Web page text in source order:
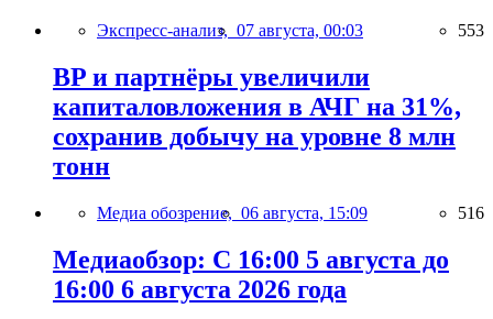
Экспресс-анализ, 07 августа, 00:03 553
BP и партнёры увеличили
капиталовложения в АЧГ на 31%,
сохранив добычу на уровне 8 млн
тонн
Медиа обозрение, 06 августа, 15:09 516
Медиаобзор: С 16:00 5 августа до
16:00 6 августа 2026 года